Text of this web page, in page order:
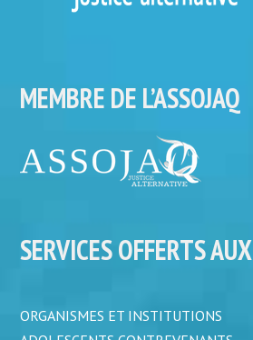
MEMBRE DE L’ASSOJAQ
SERVICES OFFERTS AUX
ORGANISMES ET INSTITUTIONS